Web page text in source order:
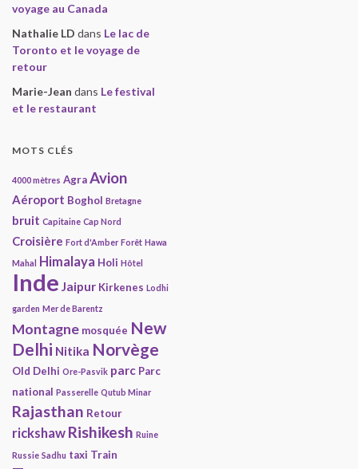
voyage au Canada
Nathalie LD dans Le lac de
Toronto et le voyage de
retour
Marie-Jean dans Le festival
et le restaurant
MOTS CLÉS
4000 mètres AgraAvion
Aéroport Boghol Bretagne
bruit Capitaine Cap Nord
Croisière Fort d'Amber Forêt Hawa
Mahal
Himalaya Holi Hôtel
Inde Jaipur Kirkenes Lodhi
garden Mer de Barentz
Montagne mosquée New
Delhi Nitika Norvège
Old Delhi Ore-Pasvik parc Parc
national Passerelle Qutub Minar
Rajasthan Retour
rickshaw Rishikesh Ruine
Russie Sadhu taxi Train